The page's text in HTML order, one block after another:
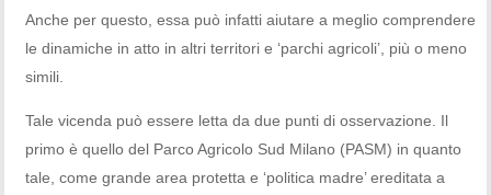
Anche per questo, essa può infatti aiutare a meglio comprendere
le dinamiche in atto in altri territori e ‘parchi agricoli’, più o meno
simili.
Tale vicenda può essere letta da due punti di osservazione. Il
primo è quello del Parco Agricolo Sud Milano (PASM) in quanto
tale, come grande area protetta e ‘politica madre’ ereditata a